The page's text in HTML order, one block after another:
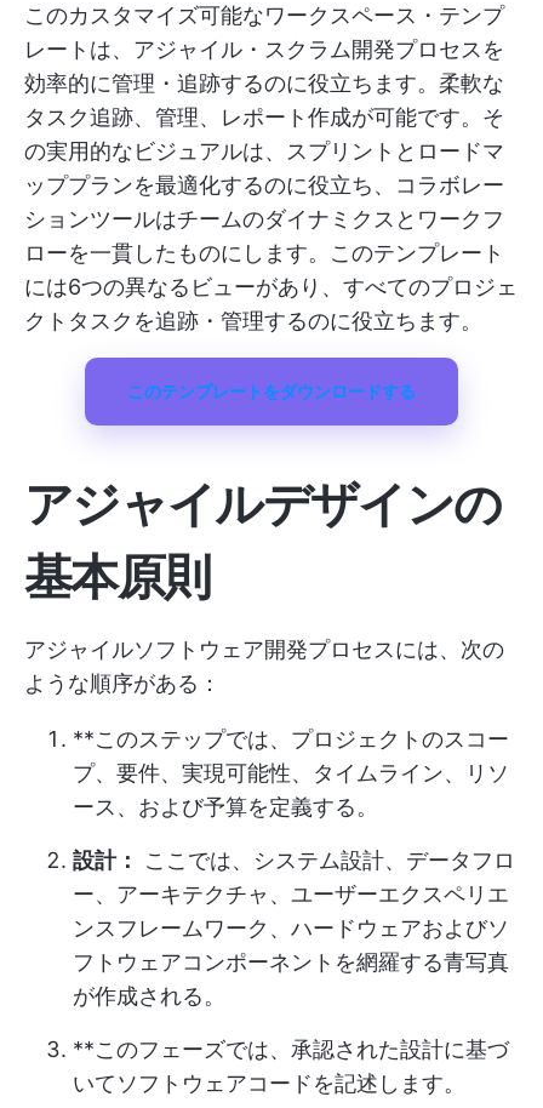
このカスタマイズ可能なワークスペース・テンプ
レートは、アジャイル・スクラム開発プロセスを
効率的に管理・追跡するのに役立ちます。柔軟な
タスク追跡、管理、レポート作成が可能です。そ
の実用的なビジュアルは、スプリントとロードマ
ッププランを最適化するのに役立ち、コラボレー
ションツールはチームのダイナミクスとワークフ
ローを一貫したものにします。このテンプレート
には6つの異なるビューがあり、すべてのプロジェ
クトタスクを追跡・管理するのに役立ちます。
このテンプレートをダウンロードする
アジャイルデザインの
基本原則
アジャイルソフトウェア開発プロセスには、次の
ような順序がある：
**このステップでは、プロジェクトのスコー
プ、要件、実現可能性、タイムライン、リソ
ース、および予算を定義する。
設計：
ここでは、システム設計、データフロ
ー、アーキテクチャ、ユーザーエクスペリエ
ンスフレームワーク、ハードウェアおよびソ
フトウェアコンポーネントを網羅する青写真
が作成される。
**このフェーズでは、承認された設計に基づ
いてソフトウェアコードを記述します。